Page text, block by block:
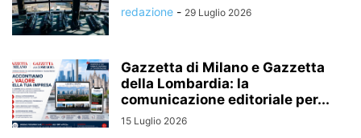
redazione - 29 Luglio 2026
Gazzetta di Milano e Gazzetta
della Lombardia: la
comunicazione editoriale per...
15 Luglio 2026